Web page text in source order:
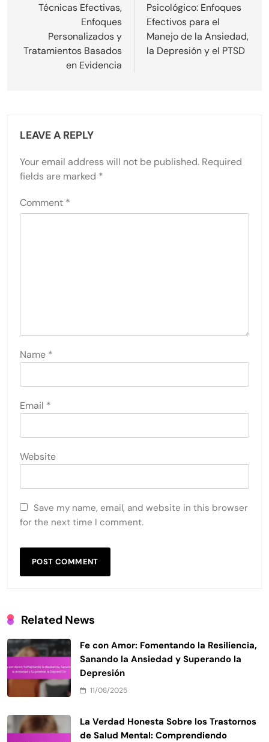
Técnicas Efectivas,
Enfoques
Personalizados y
Tratamientos Basados
en Evidencia
Psicológico: Enfoques
Efectivos para el
Manejo de la Ansiedad,
la Depresión y el PTSD
LEAVE A REPLY
Your email address will not be published. Required
fields are marked *
Comment *
Name *
Email *
Website
Save my name, email, and website in this browser
for the next time I comment.
Related News
Fe con Amor: Fomentando la Resiliencia,
Sanando la Ansiedad y Superando la
Depresión
11/08/2025
La Verdad Honesta Sobre los Trastornos
de Salud Mental: Comprendiendo